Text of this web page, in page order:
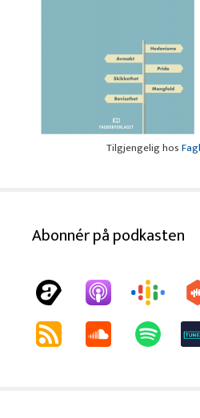
Tilgjengelig hos
Abonnér på podkasten